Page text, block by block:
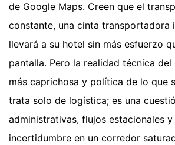
de Google Maps. Creen que el
constante, una cinta transportadora
llevará a su hotel sin más esfuerzo
pantalla. Pero la realidad técnica
más caprichosa y política de lo que
trata solo de logística; es una
administrativas, flujos estacionales
incertidumbre en un corredor